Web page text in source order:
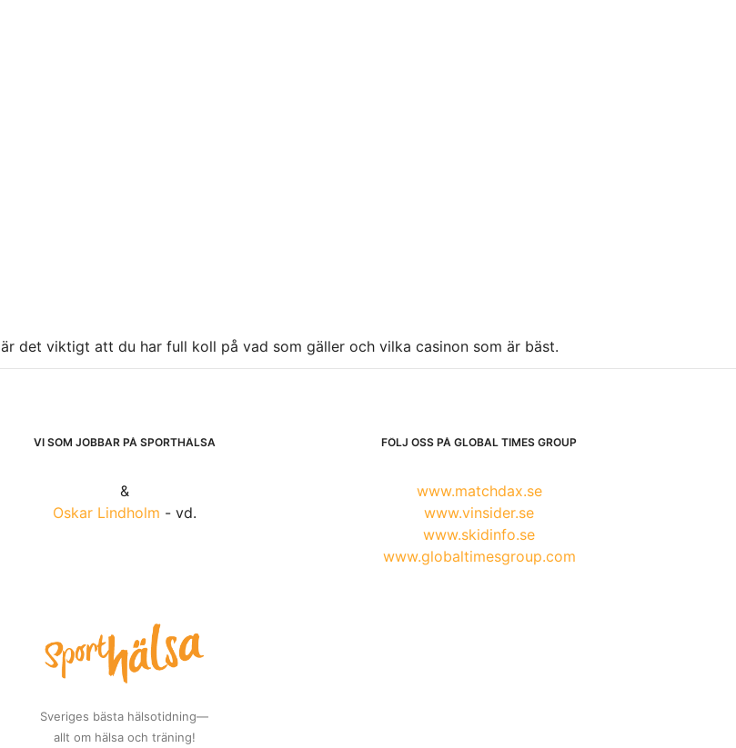
är det viktigt att du har full koll på vad som gäller och vilka casinon som är bäst.
VI SOM JOBBAR PÅ SPORTHÄLSA
&
Oskar Lindholm - vd.
Sveriges bästa hälsotidning—
allt om hälsa och träning!
FÖLJ OSS PÅ GLOBAL TIMES GROUP
www.matchdax.se
www.vinsider.se
www.skidinfo.se
www.globaltimesgroup.com